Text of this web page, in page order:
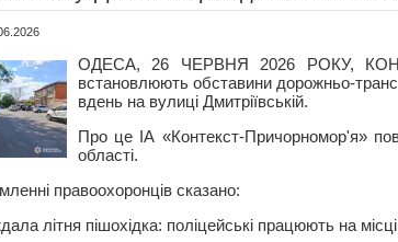
ОДЕСА, 26 ЧЕРВНЯ 2026 РОКУ,
встановлюють обставини дорожньо-
вдень на вулиці Дмитріївській.
Про це ІА «Контекст-Причорномор'я»
області.
правоохоронців сказано:
літня пішохідка: поліцейські працюють на